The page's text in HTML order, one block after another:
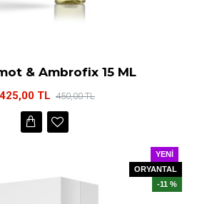
& Ambrofix 15 ML
425,00 TL 450,00 TL
YENI
ORYANTAL
-11 %